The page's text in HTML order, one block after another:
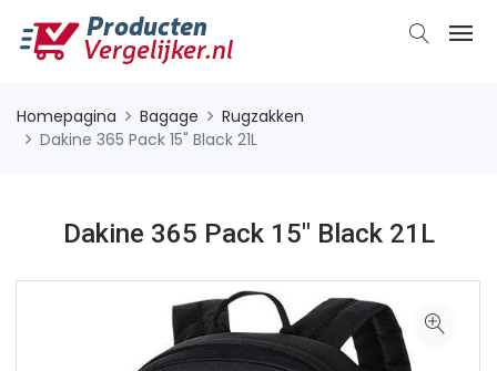
Homepagina Bagage
Rugzakken
Dakine 365 Pack 15" Black 21L
Dakine 365 Pack 15" Black 21L